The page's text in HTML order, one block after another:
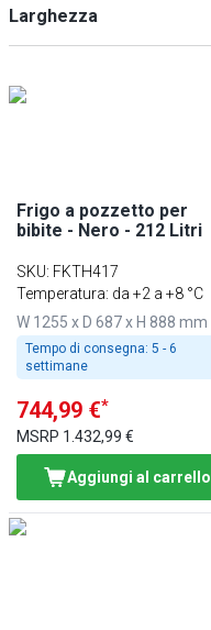
Larghezza
Frigo a pozzetto per
bibite - Nero - 212 Litri
SKU: FKTH417
Temperatura: da +2 a +8 °C
W 1255 x D 687 x H 888 mm
Tempo di consegna: 5 - 6
settimane
744,99 €*
MSRP 1.432,99 €
Aggiungi al carrello